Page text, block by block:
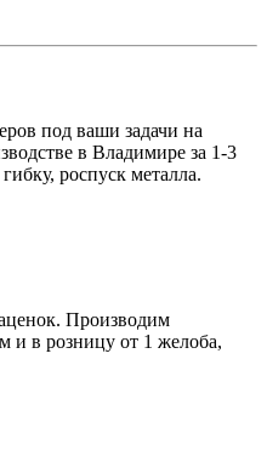
под ваши задачи на
в Владимире за 1-3
роспуск металла.
Производим
и в розницу от 1 желоба,